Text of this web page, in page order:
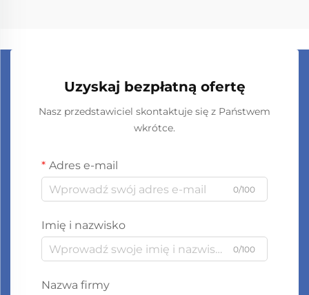
Uzyskaj bezpłatną ofertę
Nasz przedstawiciel skontaktuje się z Państwem
wkrótce.
Adres e-mail
0/100
Imię i nazwisko
0/100
Nazwa firmy